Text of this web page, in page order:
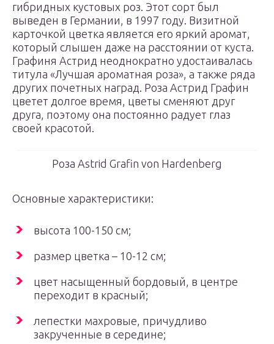
гибридных кустовых роз. Этот сорт был
выведен в Германии, в 1997 году. Визитной
карточкой цветка является его яркий аромат,
который слышен даже на расстоянии от куста.
Графиня Астрид неоднократно удостаивалась
титула «Лучшая ароматная роза», а также ряда
других почетных наград. Роза Астрид Графин
цветет долгое время, цветы сменяют друг
друга, поэтому она постоянно радует глаз
своей красотой.
Роза Astrid Grafin von Hardenberg
Основные характеристики:
высота 100-150 см;
размер цветка – 10-12 см;
цвет насыщенный бордовый, в центре
переходит в красный;
лепестки махровые, причудливо
закрученные в середине;